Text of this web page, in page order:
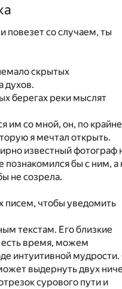
повезет со случаем, ты
скрытых
духов.
берегах реки мыслят
им со мной, он, по
я мечтал открыть.
известный фотограф
познакомился бы с ним, а
не созрела.
писем, чтобы уведомить
текстам. Его близкие
есть время, можем
интуитивной
выдернуть двух
сурового пути и